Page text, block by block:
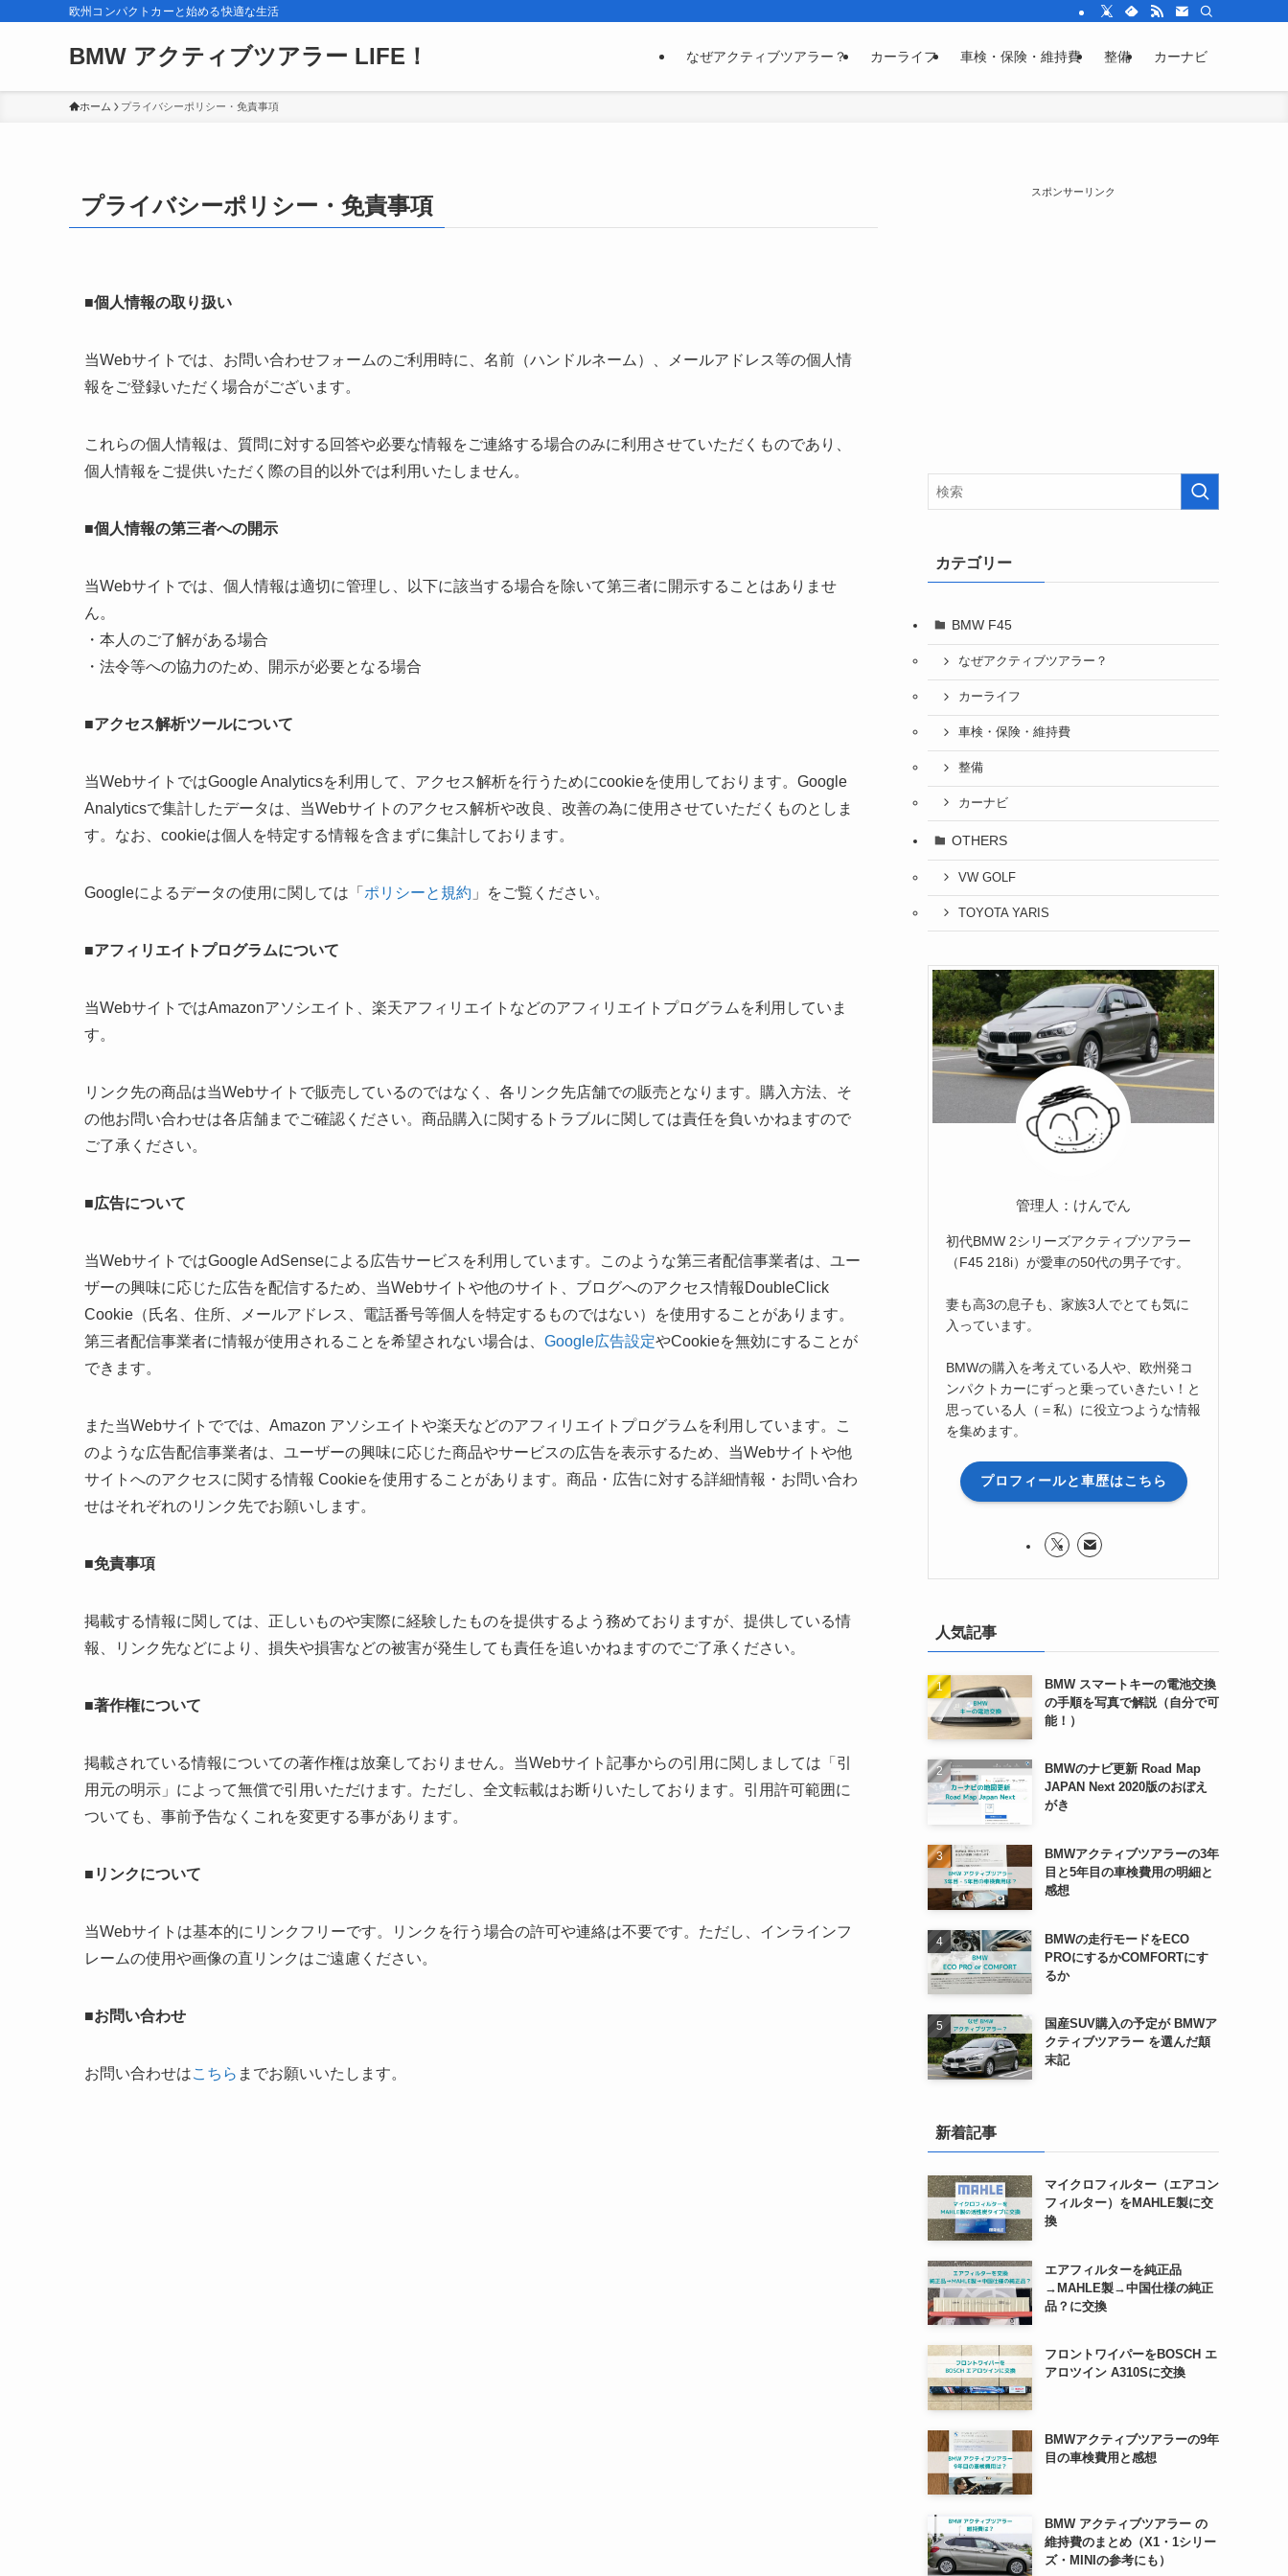
欧州コンパクトカーと始める快適な生活
BMW アクティブツアラー LIFE！ なぜアクティブツアラー？ カーライフ 車検・保険・維持費 整備 カーナビ
ホーム プライバシーポリシー・免責事項
プライバシーポリシー・免責事項
■個人情報の取り扱い
当Webサイトでは、お問い合わせフォームのご利用時に、名前（ハンドルネーム）、メールアドレス等の個人情
報をご登録いただく場合がございます。
これらの個人情報は、質問に対する回答や必要な情報をご連絡する場合のみに利用させていただくものであり、
個人情報をご提供いただく際の目的以外では利用いたしません。
■個人情報の第三者への開示
当Webサイトでは、個人情報は適切に管理し、以下に該当する場合を除いて第三者に開示することはありませ
ん。
・本人のご了解がある場合
・法令等への協力のため、開示が必要となる場合
■アクセス解析ツールについて
当WebサイトではGoogle Analyticsを利用して、アクセス解析を行うためにcookieを使用しております。Google
Analyticsで集計したデータは、当Webサイトのアクセス解析や改良、改善の為に使用させていただくものとしま
す。なお、cookieは個人を特定する情報を含まずに集計しております。
Googleによるデータの使用に関しては「 ポリシーと規約 」をご覧ください。
■アフィリエイトプログラムについて
当WebサイトではAmazonアソシエイト、楽天アフィリエイトなどのアフィリエイトプログラムを利用していま
す。
リンク先の商品は当Webサイトで販売しているのではなく、各リンク先店舗での販売となります。購入方法、そ
の他お問い合わせは各店舗までご確認ください。商品購入に関するトラブルに関しては責任を負いかねますので
ご了承ください。
■広告について
当WebサイトではGoogle AdSenseによる広告サービスを利用しています。このような第三者配信事業者は、ユー
ザーの興味に応じた広告を配信するため、当Webサイトや他のサイト、ブログへのアクセス情報DoubleClick
Cookie（氏名、住所、メールアドレス、電話番号等個人を特定するものではない）を使用することがあります。
第三者配信事業者に情報が使用されることを希望されない場合は、 Google広告設定やCookieを無効にすることが
できます。
また当Webサイトででは、Amazon アソシエイトや楽天などのアフィリエイトプログラムを利用しています。こ
のような広告配信事業者は、ユーザーの興味に応じた商品やサービスの広告を表示するため、当Webサイトや他
サイトへのアクセスに関する情報 Cookieを使用することがあります。商品・広告に対する詳細情報・お問い合わ
せはそれぞれのリンク先でお願いします。
■免責事項
掲載する情報に関しては、正しいものや実際に経験したものを提供するよう務めておりますが、提供している情
報、リンク先などにより、損失や損害などの被害が発生しても責任を追いかねますのでご了承ください。
■著作権について
掲載されている情報についての著作権は放棄しておりません。当Webサイト記事からの引用に関しましては「引
用元の明示」によって無償で引用いただけます。ただし、全文転載はお断りいたしております。引用許可範囲に
ついても、事前予告なくこれを変更する事があります。
■リンクについて
当Webサイトは基本的にリンクフリーです。リンクを行う場合の許可や連絡は不要です。ただし、インラインフ
レームの使用や画像の直リンクはご遠慮ください。
■お問い合わせ
お問い合わせはこちら までお願いいたします。
スポンサーリンク
カテゴリー
BMW F45
なぜアクティブツアラー？
カーライフ
車検・保険・維持費
整備
カーナビ
OTHERS
VW GOLF
TOYOTA YARIS
管理人：けんでん
初代BMW 2シリーズアクティブツアラー
（F45 218i）が愛車の50代の男子です。
妻も高3の息子も、家族3人でとても気に
入っています。
BMWの購入を考えている人や、欧州発コ
ンパクトカーにずっと乗っていきたい！と
思っている人（＝私）に役立つような情報
を集めます。
プロフィールと車歴はこちら
人気記事
BMW スマートキーの電池交換
の手順を写真で解説（自分で可
能！）
BMWのナビ更新 Road Map
JAPAN Next 2020版のおぼえ
がき
BMWアクティブツアラーの3年
目と5年目の車検費用の明細と
感想
BMWの走行モードをECO
PROにするかCOMFORTにす
るか
国産SUV購入の予定が BMWア
クティブツアラー を選んだ顛
末記
新着記事
マイクロフィルター（エアコン
フィルター）をMAHLE製に交
換
エアフィルターを純正品
→MAHLE製→中国仕様の純正
品？に交換
フロントワイパーをBOSCH エ
アロツイン A310Sに交換
BMWアクティブツアラーの9年
目の車検費用と感想
BMW アクティブツアラー の
維持費のまとめ（X1・1シリー
ズ・MINIの参考にも）